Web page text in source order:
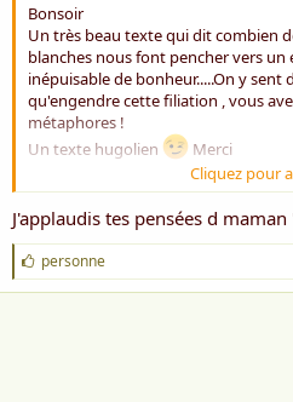
Bonsoir
Un très beau texte qui dit combien
blanches nous font pencher vers un
inépuisable de bonheur.....On y
qu'engendre cette filiation , vous
métaphores !
Un texte hugolien
Merci
"
Lorsque l'enfant paraît, le cercle de
Applaudit à grands cris.
Son doux regard qui brille
Fait briller tous les yeux,
Cliquez pour
J'applaudis tes pensées d
J
'
a
personne